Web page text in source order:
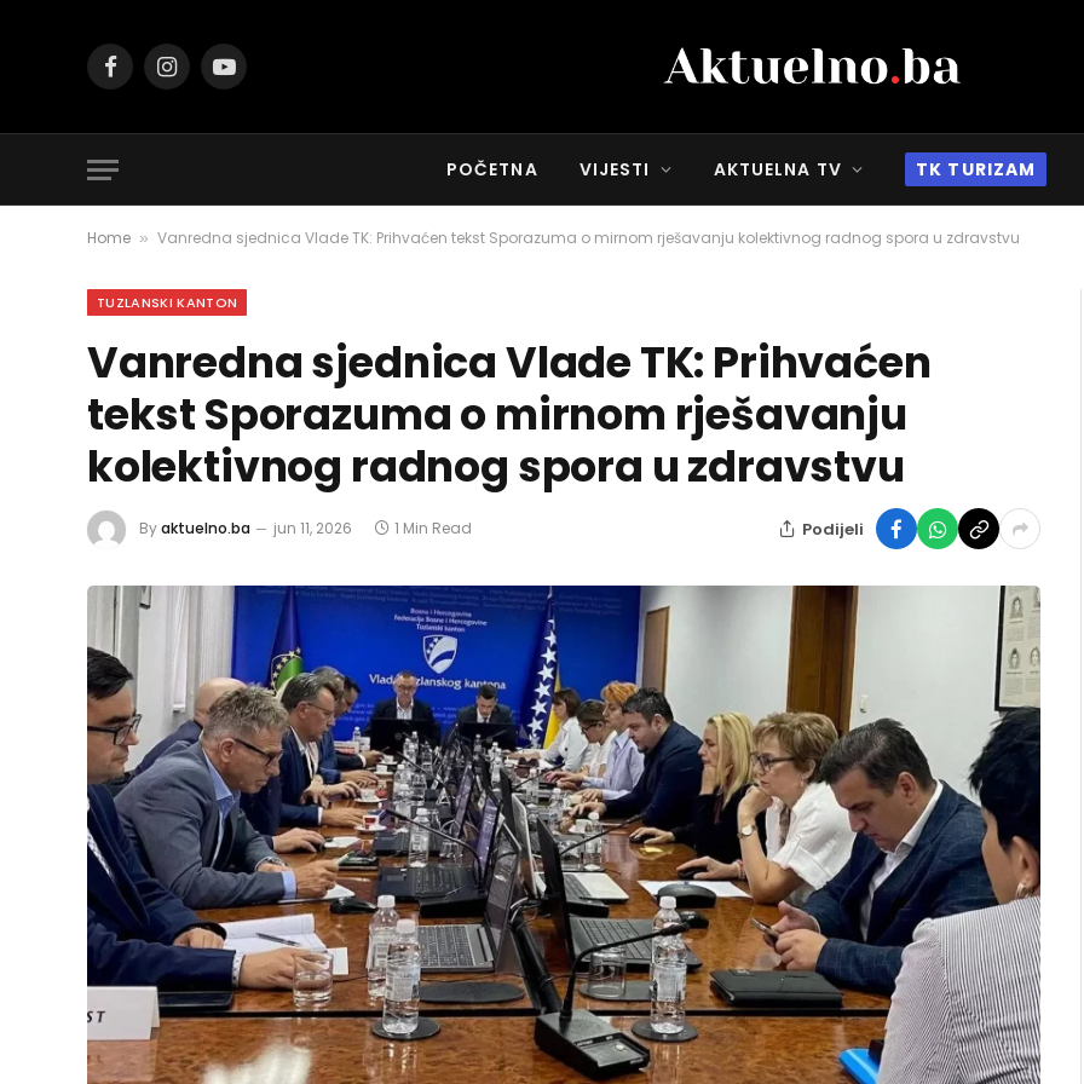
FacebookInstagramYouTube
POČETNA VIJESTI AKTUELNA TV TK TURIZAM
Home » Vanredna sjednica Vlade TK: Prihvaćen tekst Sporazuma o mirnom rješavanju kolektivnog radnog spora u zdravstvu
TUZLANSKI KANTON
Vanredna sjednica Vlade TK: Prihvaćen
tekst Sporazuma o mirnom rješavanju
kolektivnog radnog spora u zdravstvu
Byaktuelno.ba jun 11, 2026 1 Min Read Podijeli